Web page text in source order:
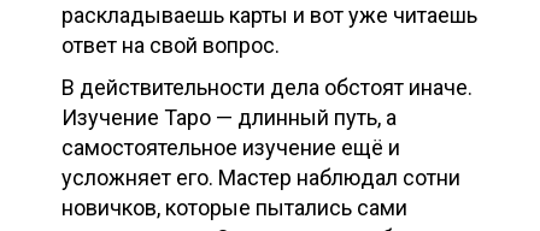
раскладываешь карты и вот уже читаешь
ответ на свой вопрос.
В действительности дела обстоят иначе.
Изучение Таро — длинный путь, а
самостоятельное изучение ещё и
усложняет его. Мастер наблюдал сотни
новичков, которые пытались сами